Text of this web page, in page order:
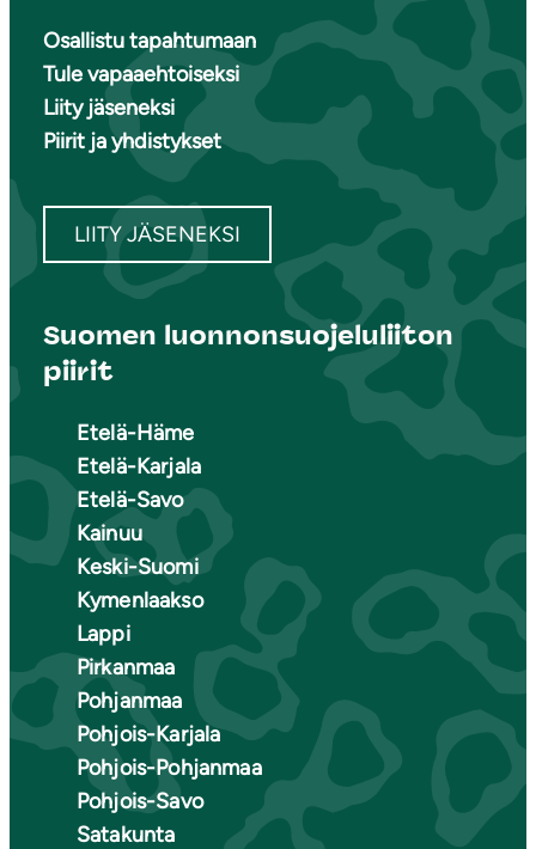
Osallistu tapahtumaan
Tule vapaaehtoiseksi
Liity jäseneksi
Piirit ja yhdistykset
LIITY JÄSENEKSI
Suomen luonnonsuojeluliiton
piirit
Etelä-Häme
Etelä-Karjala
Etelä-Savo
Kainuu
Keski-Suomi
Kymenlaakso
Lappi
Pirkanmaa
Pohjanmaa
Pohjois-Karjala
Pohjois-Pohjanmaa
Pohjois-Savo
Satakunta